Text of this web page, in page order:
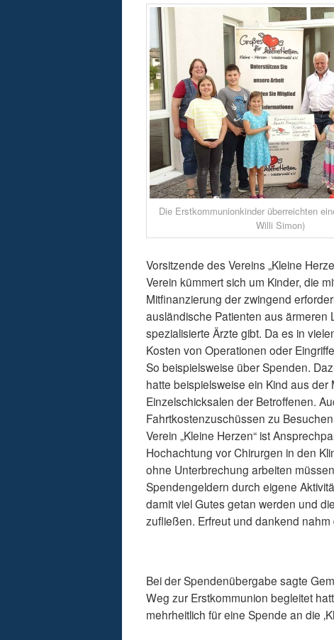
Die Erstkommunionkinder überreichten
Willi Simon)
Vorsitzende des Vereins „Kleine
Verein kümmert sich um Kinder, die
Mitfinanzierung der zwingend
ausländische Patienten aus ärmeren
spezialisierte Ärzte gibt. Da es in
Kosten von Operationen oder
So beispielsweise über Spenden.
hatte beispielsweise ein Kind aus
Einzelschicksalen der Betroffenen.
Fahrtkostenzuschüssen zu
Verein „Kleine Herzen“ ist
Hochachtung vor Chirurgen in den
ohne Unterbrechung arbeiten
Spendengeldern durch eigene
damit viel Gutes getan werden und
zufließen. Erfreut und dankend
Bei der Spendenübergabe sagte
Weg zur Erstkommunion begleitet
mehrheitlich für eine Spende an die